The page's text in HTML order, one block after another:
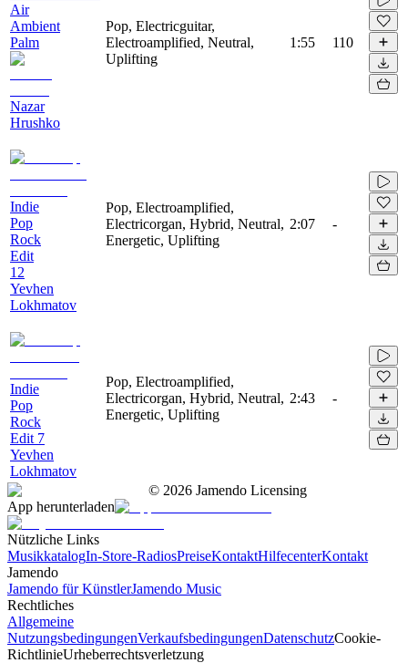
Air
Ambient
Palm
Nazar
Hrushko
Pop, Electricguitar,
Electroamplified, Neutral,
Uplifting
1:55 110
Indie
Pop
Rock
Edit
12
Yevhen
Lokhmatov
Pop, Electroamplified,
Electricorgan, Hybrid, Neutral,
Energetic, Uplifting
2:07 -
Indie
Pop
Rock
Edit 7
Yevhen
Lokhmatov
Pop, Electroamplified,
Electricorgan, Hybrid, Neutral,
Energetic, Uplifting
2:43 -
© 2026 Jamendo Licensing
App herunterladen
Nützliche Links
MusikkatalogIn-Store-RadiosPreiseKontaktHilfecenterKontakt
Jamendo
Jamendo für KünstlerJamendo Music
Rechtliches
Allgemeine
NutzungsbedingungenVerkaufsbedingungenDatenschutzCookie-
RichtlinieUrheberrechtsverletzung